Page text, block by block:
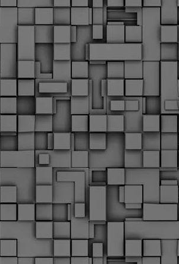
Το Dimastin, αναζητεί σχετικό
στο διαδίκτυο και σας το παρουσιάζει σε
Επίσης, σας καλούμε, αν διαπιστώσετε ότι
ορκωμοσίες, μπορείτε να στέλνετε το
στο dimasthes@gmail.gr ώστε να το
άμεσα.
Ορκίστηκαν οι 75 νέοι δημοτικοί
– Τι τους ζήτησε ο Αγγελούδης
έργο της δημοτικής αστυνομίας στο δήμο
το πρωί της Τετάρτης 18 Μαρτίου
δημοτικοί αστυνομικοί.
μήνες αποκτά ένα ισχυρό σώμα η
Θα είναι πιο κοντά στον πολίτη. Είχα την
στην ορκωμοσία τους.
και μια εβδομάδα οι αφίξεις των
Δημοτικών Αστυνομικών στους
ορκωμοσίες τους - Πλήρες